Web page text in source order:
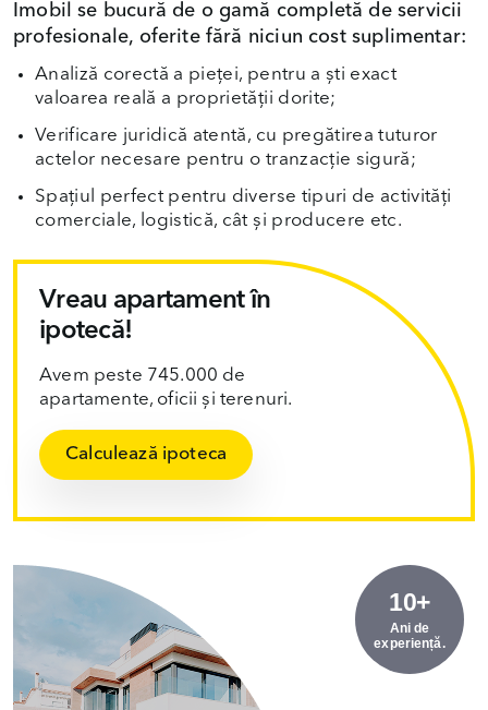
Imobil se bucură de o gamă completă de servicii
profesionale, oferite fără niciun cost suplimentar:
Analiză corectă a pieței, pentru a ști exact
valoarea reală a proprietății dorite;
Verificare juridică atentă, cu pregătirea tuturor
actelor necesare pentru o tranzacție sigură;
Spațiul perfect pentru diverse tipuri de activități
comerciale, logistică, cât și producere etc.
Vreau apartament în
ipotecă!
Avem peste 745.000 de
apartamente, oficii și terenuri.
Calculează ipoteca
10+
Ani de
experiență.